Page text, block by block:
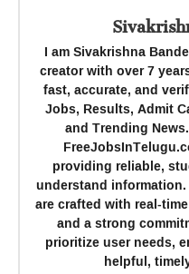
I am Sivakrishna
creator with over 7
fast, accurate, and
Jobs, Results, Admit
and Trending
providing reliable,
understand
are crafted with real-
and a strong
prioritize user needs,
helpful,